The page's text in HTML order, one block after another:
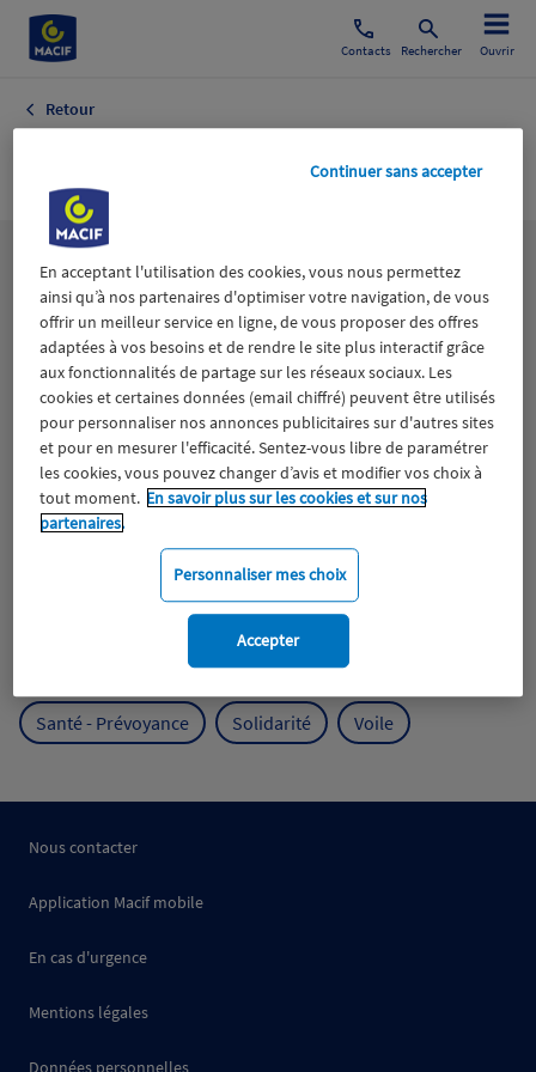
Contacts Rechercher Ouvrir
Retour
Lesthématiques
Aidants Catastrophes naturelles Climat
ESS
Expérience clients Fondation Macif Jeunesse
Mobilité
Protection de l'environnement
Protection des océans Prévention
Santé - Prévoyance Solidarité Voile
Nous contacter
Application Macif mobile
En cas d'urgence
Mentions légales
Données personnelles
En acceptant l'utilisation des cookies, vous nous permettez
ainsi qu’à nos partenaires d'optimiser votre navigation, de vous
offrir un meilleur service en ligne, de vous proposer des offres
adaptées à vos besoins et de rendre le site plus interactif grâce
aux fonctionnalités de partage sur les réseaux sociaux. Les
cookies et certaines données (email chiffré) peuvent être utilisés
pour personnaliser nos annonces publicitaires sur d'autres sites
et pour en mesurer l'efficacité. Sentez-vous libre de paramétrer
les cookies, vous pouvez changer d’avis et modifier vos choix à
tout moment. En savoir plus sur les cookies et sur nos
partenaires.
Personnaliser mes choix
Continuer sans accepter
Accepter